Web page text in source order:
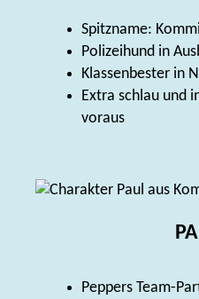
Spitzname:
Polizeihund in
Klassenbester in
Extra schlau und
voraus
Peppers Team-